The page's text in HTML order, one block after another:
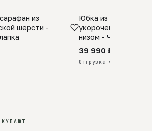
из
шерсти -
ПРЕДЗАКАЗ
Юбка из
укороченная с
низом - Черный
39 990 ₽
Отгрузка через 25 дней